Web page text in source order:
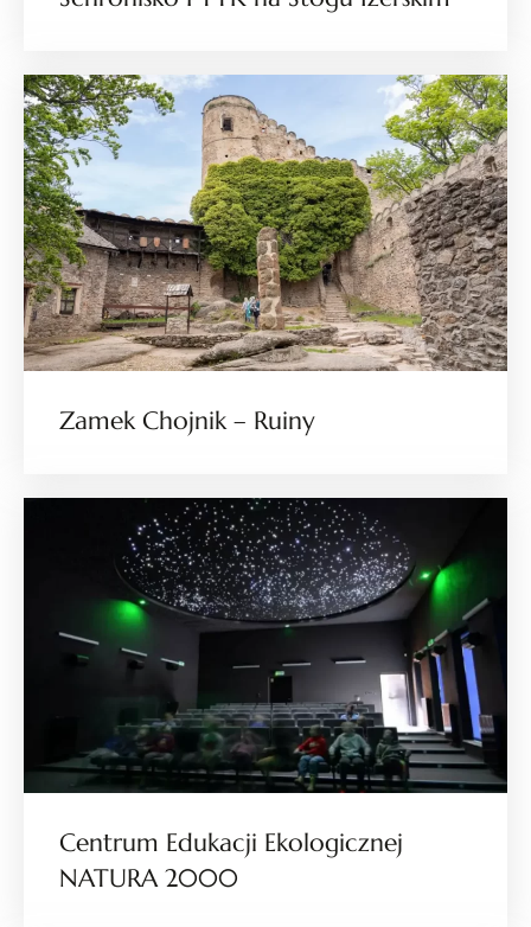
Zamek Chojnik – Ruiny
Centrum Edukacji Ekologicznej
NATURA 2000